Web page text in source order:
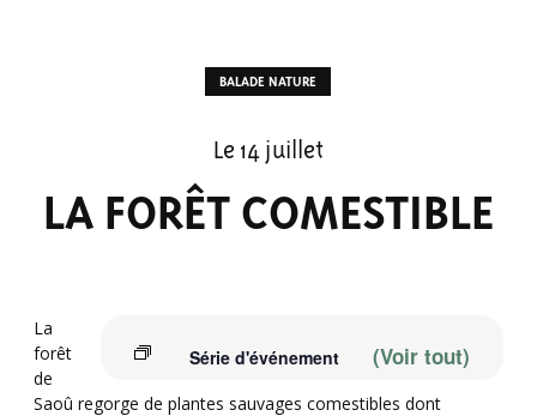
BALADE NATURE
Le 14 juillet
LA FORÊT COMESTIBLE
Série d'événement (Voir tout)
La
forêt
de
Saoû regorge de plantes sauvages comestibles dont